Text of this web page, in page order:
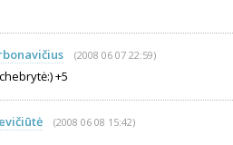
(2008 06 07 22:59)
+5
(2008 06 08 15:42)